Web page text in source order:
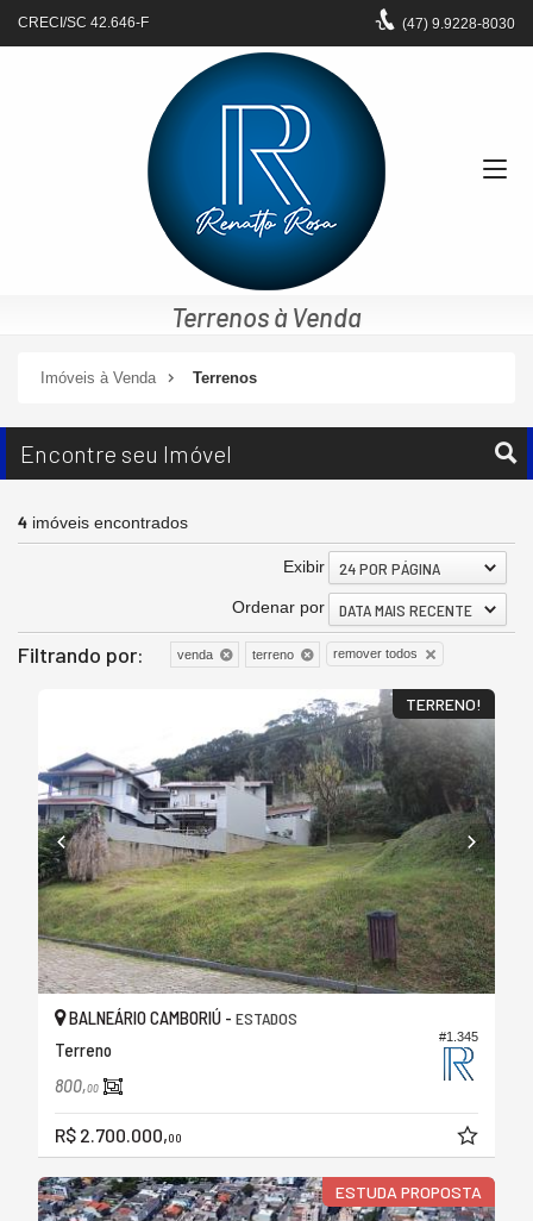
CRECI/SC 42.646-F (47) 9.9228-8030
Terrenos à Venda
Imóveis à Venda Terrenos
Encontre seu Imóvel
4 imóveis encontrados
Exibir 24 POR PÁGINA
Ordenar por DATA MAIS RECENTE
Filtrando por: venda terreno remover todos
TERRENO!
#1.345
BALNEÁRIO CAMBORIÚ - ESTADOS
Terreno
800,00
R$ 2.700.000,00
ESTUDA PROPOSTA